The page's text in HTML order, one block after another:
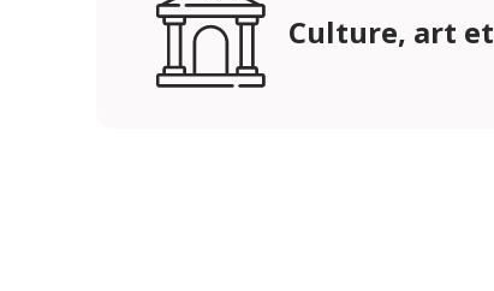
Culture, art